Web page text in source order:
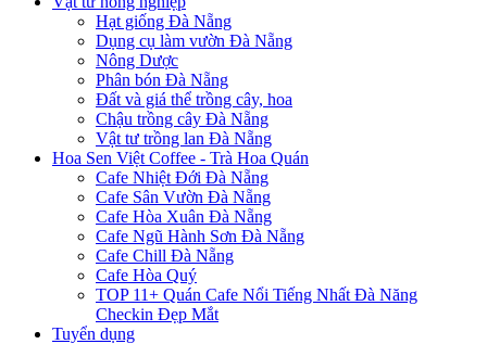
Hạt giống Đà Nẵng
Dụng cụ làm vườn Đà Nẵng
Nông Dược
Phân bón Đà Nẵng
Đất và giá thể trồng cây, hoa
Chậu trồng cây Đà Nẵng
Vật tư trồng lan Đà Nẵng
Hoa Sen Việt Coffee - Trà Hoa Quán
Cafe Nhiệt Đới Đà Nẵng
Cafe Sân Vườn Đà Nẵng
Cafe Hòa Xuân Đà Nẵng
Cafe Ngũ Hành Sơn Đà Nẵng
Cafe Chill Đà Nẵng
Cafe Hòa Quý
TOP 11+ Quán Cafe Nổi Tiếng Nhất Đà Năng
Checkin Đẹp Mắt
Tuyển dụng